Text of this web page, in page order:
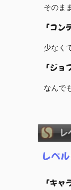
そのま
「コン
少なく
「ジョ
なんで
レベ
「キャ